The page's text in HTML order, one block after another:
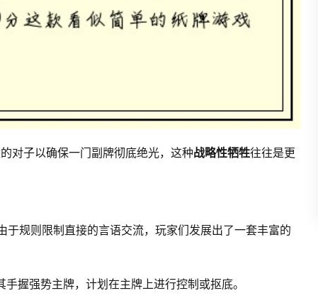
对子以确保一门副牌彻底绝光，这种战略性牺牲往往是更
于规则限制直接的言语交流，玩家们发展出了一套丰富的
握强势主牌，计划在主牌上进行控制或抠底。